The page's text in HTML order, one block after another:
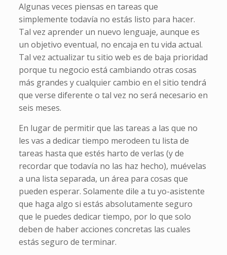
Algunas veces piensas en tareas que
simplemente todavía no estás listo para hacer.
Tal vez aprender un nuevo lenguaje, aunque es
un objetivo eventual, no encaja en tu vida actual.
Tal vez actualizar tu sitio web es de baja prioridad
porque tu negocio está cambiando otras cosas
más grandes y cualquier cambio en el sitio tendrá
que verse diferente o tal vez no será necesario en
seis meses.
En lugar de permitir que las tareas a las que no
les vas a dedicar tiempo merodeen tu lista de
tareas hasta que estés harto de verlas (y de
recordar que todavía no las haz hecho), muévelas
a una lista separada, un área para cosas que
pueden esperar. Solamente dile a tu yo-asistente
que haga algo si estás absolutamente seguro
que le puedes dedicar tiempo, por lo que solo
deben de haber acciones concretas las cuales
estás seguro de terminar.